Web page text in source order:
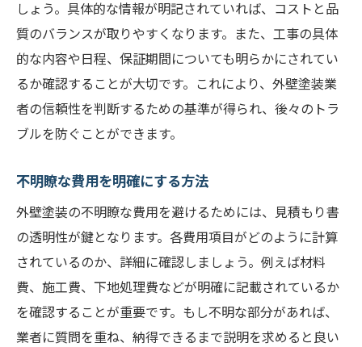
しょう。具体的な情報が明記されていれば、コストと品
質のバランスが取りやすくなります。また、工事の具体
的な内容や日程、保証期間についても明らかにされてい
るか確認することが大切です。これにより、外壁塗装業
者の信頼性を判断するための基準が得られ、後々のトラ
ブルを防ぐことができます。
不明瞭な費用を明確にする方法
外壁塗装の不明瞭な費用を避けるためには、見積もり書
の透明性が鍵となります。各費用項目がどのように計算
されているのか、詳細に確認しましょう。例えば材料
費、施工費、下地処理費などが明確に記載されているか
を確認することが重要です。もし不明な部分があれば、
業者に質問を重ね、納得できるまで説明を求めると良い